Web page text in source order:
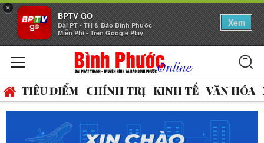
×
BPTV GO
Đài PT - TH & Báo Bình Phước
Miễn Phí - Trên Google Play
Xem
TIÊU ĐIỂM CHÍNH TRỊ KINH TẾ VĂN HÓA